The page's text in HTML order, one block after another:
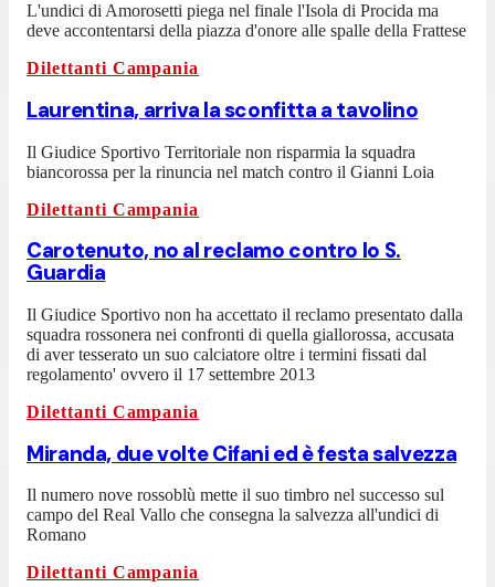
L'undici di Amorosetti piega nel finale l'Isola di Procida ma
deve accontentarsi della piazza d'onore alle spalle della Frattese
Dilettanti Campania
Laurentina, arriva la sconfitta a tavolino
Il Giudice Sportivo Territoriale non risparmia la squadra
biancorossa per la rinuncia nel match contro il Gianni Loia
Dilettanti Campania
Carotenuto, no al reclamo contro lo S.
Guardia
Il Giudice Sportivo non ha accettato il reclamo presentato dalla
squadra rossonera nei confronti di quella giallorossa, accusata
di aver tesserato un suo calciatore oltre i termini fissati dal
regolamento' ovvero il 17 settembre 2013
Dilettanti Campania
Miranda, due volte Cifani ed è festa salvezza
Il numero nove rossoblù mette il suo timbro nel successo sul
campo del Real Vallo che consegna la salvezza all'undici di
Romano
Dilettanti Campania